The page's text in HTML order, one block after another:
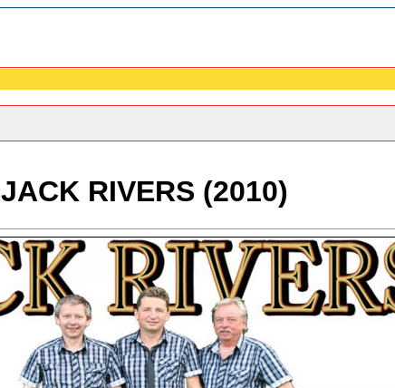
JACK RIVERS (2010)